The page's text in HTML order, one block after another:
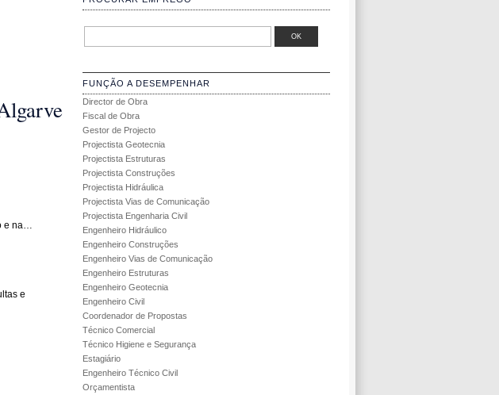
e na…
e
FUNÇÃO A DESEMPENHAR
Director de Obra
Fiscal de Obra
Gestor de Projecto
Projectista Geotecnia
Projectista Estruturas
Projectista Construções
Projectista Hidráulica
Projectista Vias de Comunicação
Projectista Engenharia Civil
Engenheiro Hidráulico
Engenheiro Construções
Engenheiro Vias de Comunicação
Engenheiro Estruturas
Engenheiro Geotecnia
Engenheiro Civil
Coordenador de Propostas
Técnico Comercial
Técnico Higiene e Segurança
Estagiário
Engenheiro Técnico Civil
Orçamentista